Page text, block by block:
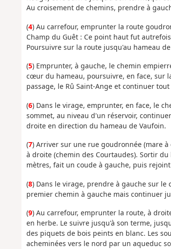
Au croisement de chemins, prendre à
(4) Au carrefour, emprunter la route
Champ du Guêt : Ce point haut fut
Poursuivre sur la route jusqu'au hameau
(5) Emprunter, à gauche, le chemin
cœur du hameau, poursuivre, en face, sur
passage, le Rû Saint-Ange et continuer
(6) Dans le virage, emprunter, en face, le
sommet, au niveau d'un réservoir,
droite en direction du hameau de Vaufoin.
(7) Arriver sur une rue goudronnée (mare
à droite (chemin des Courtaudes). Sortir
mètres, fait un coude à gauche, puis
(8) Dans le virage, prendre à gauche sur
premier chemin à gauche mais continuer
(9) Au carrefour, emprunter la route, à
en herbe. Le suivre jusqu'à son terme,
des piquets de bois peints en blanc. Les
acheminées vers le nord par un aqueduc